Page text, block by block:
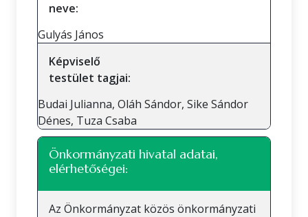
neve:
Gulyás János
Képviselő
testület tagjai:
Budai Julianna, Oláh Sándor, Sike Sándor
Dénes, Tuza Csaba
Önkormányzati hivatal adatai,
elérhetőségei:
Az Önkormányzat közös önkormányzati